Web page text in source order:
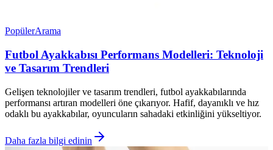
PopülerArama
Futbol Ayakkabısı Performans Modelleri: Teknoloji
ve Tasarım Trendleri
Gelişen teknolojiler ve tasarım trendleri, futbol ayakkabılarında
performansı artıran modelleri öne çıkarıyor. Hafif, dayanıklı ve hız
odaklı bu ayakkabılar, oyuncuların sahadaki etkinliğini yükseltiyor.
Daha fazla bilgi edinin